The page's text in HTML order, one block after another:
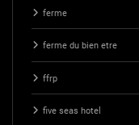
ferme
ferme du bien etre
ffrp
five seas hotel